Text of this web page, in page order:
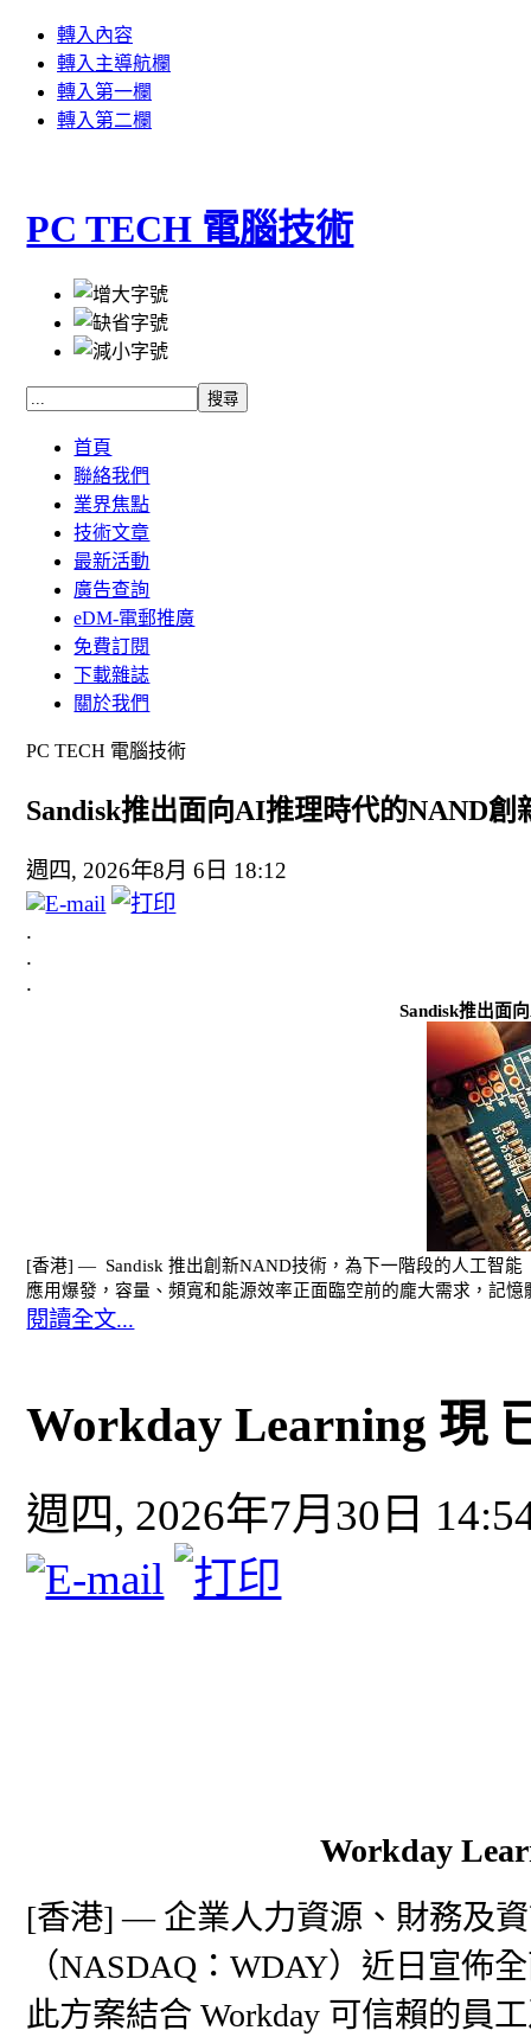
轉入內容
轉入主導航欄
轉入第一欄
轉入第二欄
PC TECH 電腦技術
首頁
聯絡我們
業界焦點
技術文章
最新活動
廣告查詢
eDM-電郵推廣
免費訂閱
下載雜誌
關於我們
PC TECH 電腦技術
Sandisk推出面向AI推理時代的NAND創
週四, 2026年8月 6日 18:12
.
.
.
Sandisk推出面
[香港] — Sandisk 推出創新NAND技術，為下一階段的人工智
應用爆發，容量、頻寬和能源效率正面臨空前的龐大需求，記
閱讀全文...
Workday Learning 現
週四, 2026年7月30日
Workday
[香港] — 企業人力資源、財務及資
（NASDAQ：WDAY）近日宣佈
此方案結合 Workday 可信賴的員